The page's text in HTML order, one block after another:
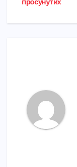
просунутих